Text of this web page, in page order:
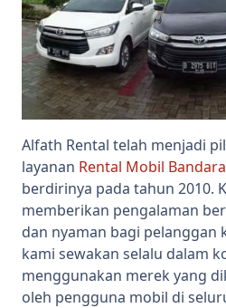
Alfath Rental telah menjadi
layanan Rental Mobil
berdirinya pada tahun 2010.
memberikan pengalaman
dan nyaman bagi pelanggan
kami sewakan selalu dalam
menggunakan merek yang
oleh pengguna mobil di